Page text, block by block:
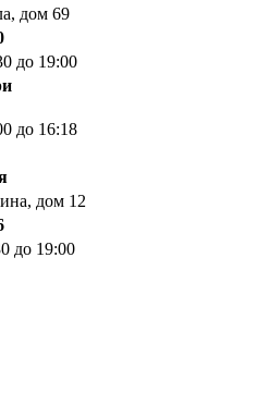
дом 69
до 19:00
до 16:18
дом 12
до 19:00